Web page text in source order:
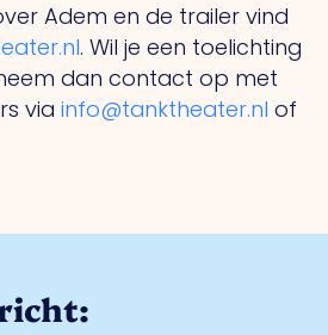
Adem en de trailer vind
. Wil je een toelichting
dan contact op met
via info@tanktheater.nl of